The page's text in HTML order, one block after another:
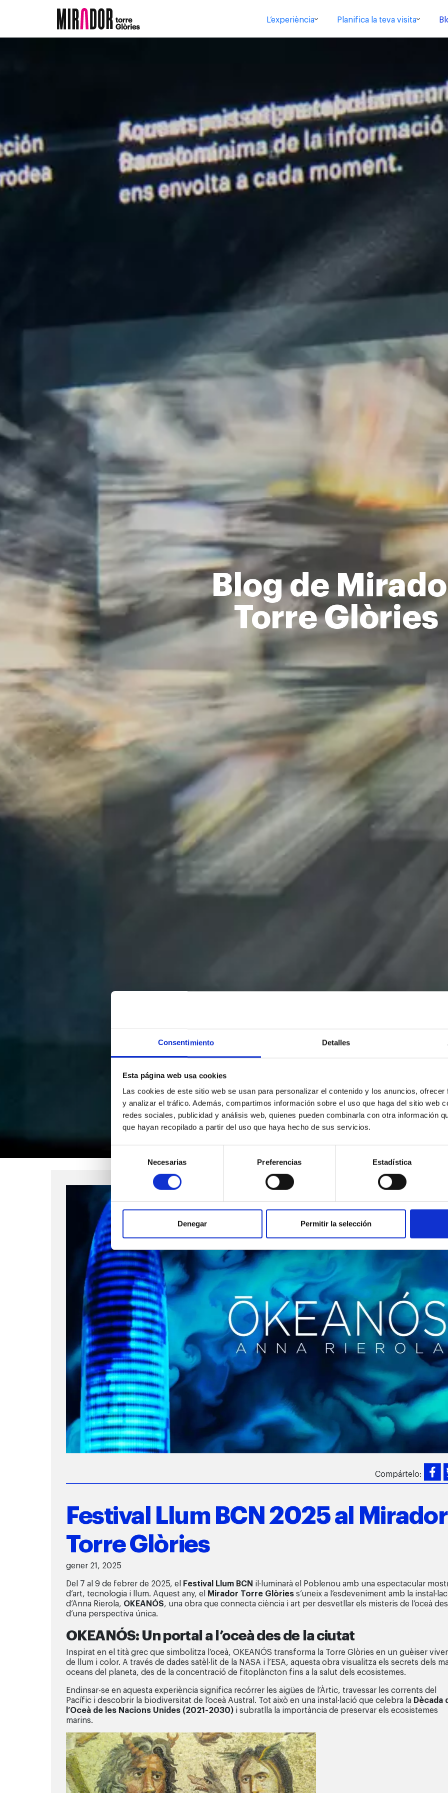
Consentimiento Detalles
Esta página web usa cookies
Las cookies de este sitio web se usan para personalizar el contenido y los anuncios,
y analizar el tráfico. Además, compartimos información sobre el uso que haga del sitio web
redes sociales, publicidad y análisis web, quienes pueden combinarla con otra información
que hayan recopilado a partir del uso que haya hecho de sus servicios.
consentimiento
Necesarias Preferencias Estadística
Denegar Permitir la selección
L’experiència Planifica la teva visita
Blog de
Torre Glòries
Compártelo:
Festival Llum BCN 2025 al Mirador
Torre Glòries
gener 21, 2025
Del 7 al 9 de febrer de 2025, el Festival Llum BCN il·luminarà el Poblenou amb una espectacular
d’art, tecnologia i llum. Aquest any, el Mirador Torre Glòriess’uneix a l’esdeveniment amb la
d’Anna Rierola, OKEANÓS, una obra que connecta ciència i art per desvetllar els misteris de l’oceà des
d’una perspectiva única.
OKEANÓS: Un portal a l’oceà des de la ciutat
Inspirat en el tità grec que simbolitza l’oceà, OKEANÓS transforma la Torre Glòries en un guèiser
de llum i color. A través de dades satèl·lit de la NASA i l’ESA, aquesta obra visualitza els secrets dels
oceans del planeta, des de la concentració de fitoplàncton fins a la salut dels ecosistemes.
Endinsar-se en aquesta experiència significa recórrer les aigües de l’Àrtic, travessar les corrents del
Pacífic i descobrir la biodiversitat de l’oceà Austral. Tot això en una instal·lació que celebra la Dècada
l’Oceà de les Nacions Unides (2021-2030) i subratlla la importància de preservar els ecosistemes
marins.